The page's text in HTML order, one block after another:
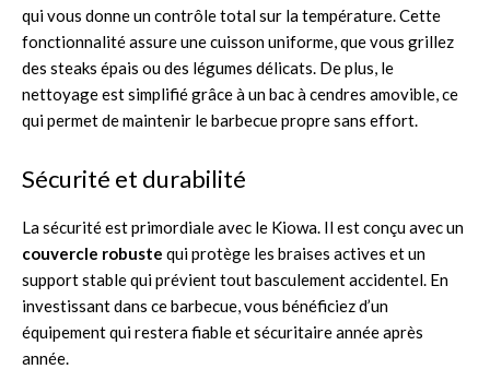
qui vous donne un contrôle total sur la température. Cette
fonctionnalité assure une cuisson uniforme, que vous grillez
des steaks épais ou des légumes délicats. De plus, le
nettoyage est simplifié grâce à un bac à cendres amovible, ce
qui permet de maintenir le barbecue propre sans effort.
Sécurité et durabilité
La sécurité est primordiale avec le Kiowa. Il est conçu avec un
couvercle robuste qui protège les braises actives et un
support stable qui prévient tout basculement accidentel. En
investissant dans ce barbecue, vous bénéficiez d’un
équipement qui restera fiable et sécuritaire année après
année.